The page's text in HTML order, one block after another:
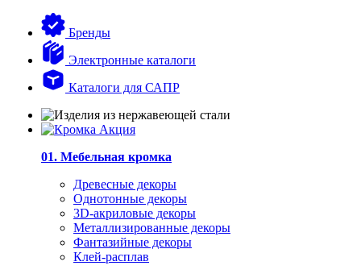
Бренды
Электронные каталоги
Каталоги для САПР
01. Мебельная кромка
Древесные декоры
Однотонные декоры
3D-акриловые декоры
Металлизированные декоры
Фантазийные декоры
Клей-расплав